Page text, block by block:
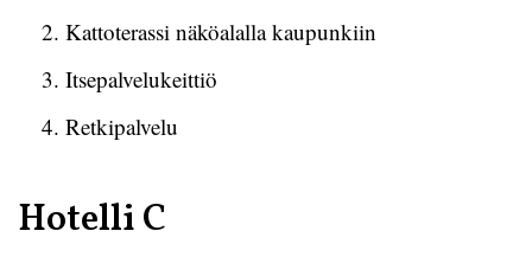
Kattoterassi näköalalla kaupunkiin
Itsepalvelukeittiö
Retkipalvelu
Hotelli C